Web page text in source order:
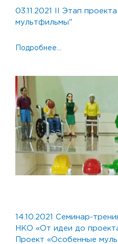
03.11.2021 II Этап
мультфильмы"
Подробнее...
14.10.2021 Cеминар-
НКО «От идеи до
Проект «Особенные